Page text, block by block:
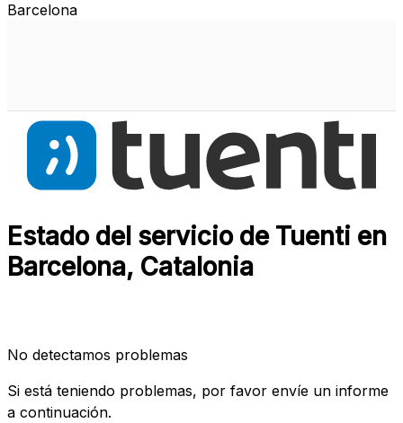
Barcelona
Estado del servicio de Tuenti en
Barcelona, Catalonia
No detectamos problemas
Si está teniendo problemas, por favor envíe un informe
a continuación.